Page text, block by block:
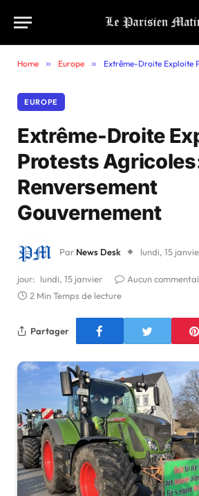
Home » Europe » Extrême-Droite Exploite Protests
EUROPE
Extrême-Droite
Protests
Renversement
Gouvernement
Par News Desk lundi, 15
jour: lundi, 15 janvier
Aucun
2 Min Temps de lecture
Partager